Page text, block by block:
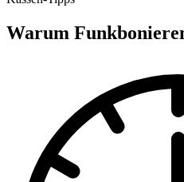
Warum